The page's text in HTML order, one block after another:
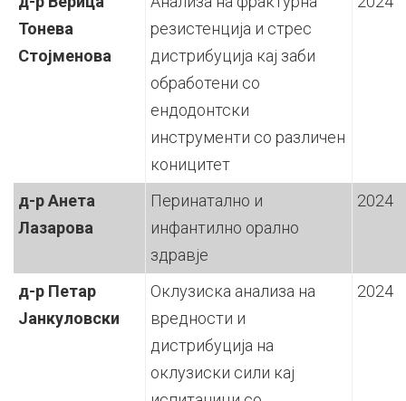
Тонева
Стојменова
резистенција и стрес
дистрибуција кај заби
обработени со
ендодонтски
инструменти со различен
коницитет
д-р Анета
Лазарова
Перинатално и
инфантилно орално
здравје
2024
д-р Петар
Јанкуловски
Оклузиска анализа на
вредности и
дистрибуција на
оклузиски сили кај
2024